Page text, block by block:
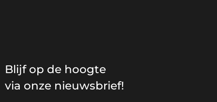
Blijf op de hoogte
via onze nieuwsbrief!